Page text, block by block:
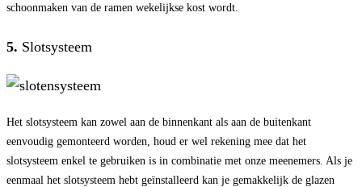
schoonmaken van de ramen wekelijkse kost wordt.
5. Slotsysteem
Het slotsysteem kan zowel aan de binnenkant als aan de buitenkant
eenvoudig gemonteerd worden, houd er wel rekening mee dat het
slotsysteem enkel te gebruiken is in combinatie met onze meenemers. Als je
eenmaal het slotsysteem hebt geïnstalleerd kan je gemakkelijk de glazen